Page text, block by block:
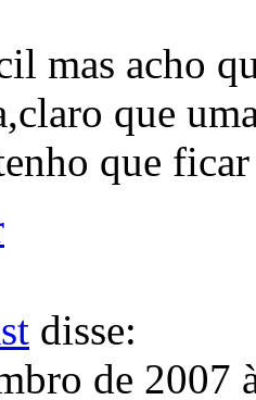
mas acho
que
que
disse:
de 2007